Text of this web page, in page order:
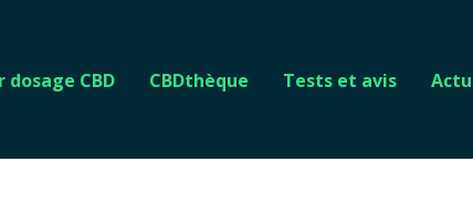
CBD CBDthèque Tests et avis Actu